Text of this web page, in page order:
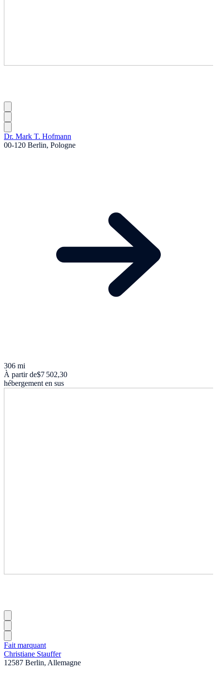
Dr. Mark T. Hofmann
00-120 Berlin, Pologne
306 mi
À partir de$7 502,30
hébergement en sus
Fait marquant
Christiane Stauffer
12587 Berlin, Allemagne